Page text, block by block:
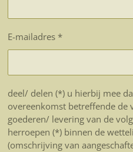
E-mailadres *
deel/ delen (*) u hierbij mee
overeenkomst betreffende de
goederen/ levering van de
herroepen (*) binnen de
(omschrijving van